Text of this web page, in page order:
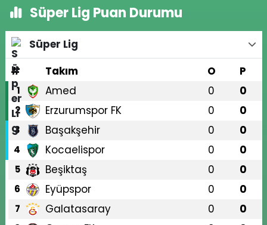
Süper Lig Puan Durumu
Süper Lig
#
Takım O P
1 Amed 0 0
2 Erzurumspor FK 0 0
3 Başakşehir 0 0
4 Kocaelispor 0 0
5 Beşiktaş 0 0
6 Eyüpspor 0 0
7 Galatasaray 0 0